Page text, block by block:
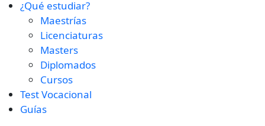
¿Qué estudiar?
Maestrías
Licenciaturas
Masters
Diplomados
Cursos
Test Vocacional
Guías